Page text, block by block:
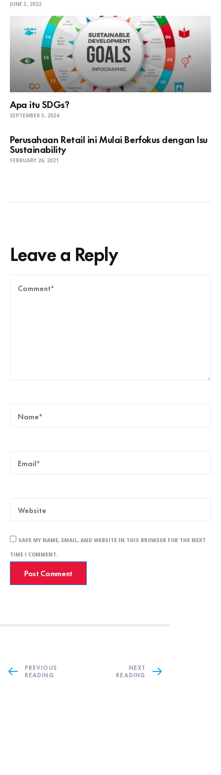
JUNE 3, 2022
Apa itu SDGs?
SEPTEMBER 3, 2024
Perusahaan Retail ini Mulai Berfokus dengan Isu
Sustainability
FEBRUARY 26, 2021
Leave a Reply
SAVE MY NAME, EMAIL, AND WEBSITE IN THIS BROWSER FOR THE NEXT
TIME I COMMENT.
PREVIOUS
READING
NEXT
READING